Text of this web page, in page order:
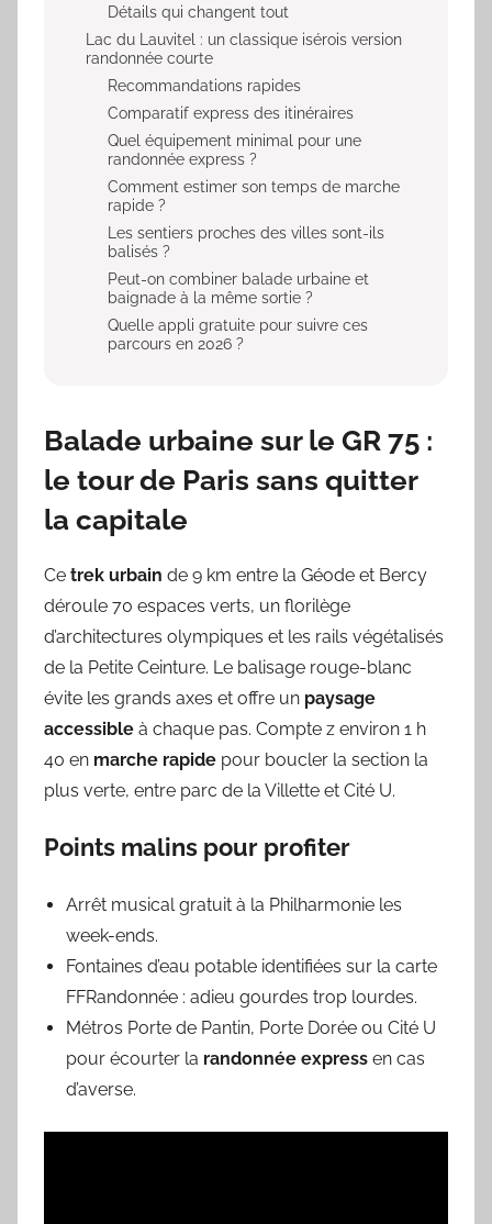
Détails qui changent tout
Lac du Lauvitel : un classique isérois version
randonnée courte
Recommandations rapides
Comparatif express des itinéraires
Quel équipement minimal pour une
randonnée express ?
Comment estimer son temps de marche
rapide ?
Les sentiers proches des villes sont-ils
balisés ?
Peut-on combiner balade urbaine et
baignade à la même sortie ?
Quelle appli gratuite pour suivre ces
parcours en 2026 ?
Balade urbaine sur le GR 75 :
le tour de Paris sans quitter
la capitale
Ce trek urbain de 9 km entre la Géode et Bercy
déroule 70 espaces verts, un florilège
d’architectures olympiques et les rails végétalisés
de la Petite Ceinture. Le balisage rouge-blanc
évite les grands axes et offre un paysage
accessible à chaque pas. Compte z environ 1 h
40 en marche rapide pour boucler la section la
plus verte, entre parc de la Villette et Cité U.
Points malins pour profiter
Arrêt musical gratuit à la Philharmonie les
week-ends.
Fontaines d’eau potable identifiées sur la carte
FFRandonnée : adieu gourdes trop lourdes.
Métros Porte de Pantin, Porte Dorée ou Cité U
pour écourter la randonnée express en cas
d’averse.